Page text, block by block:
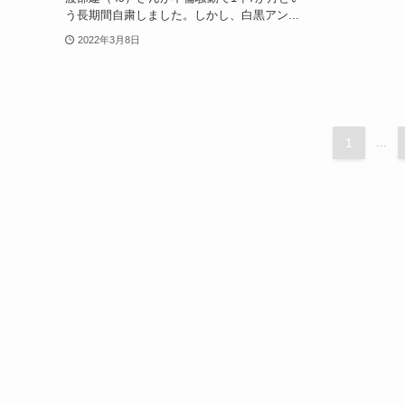
う長期間自粛しました。しかし、白黒アン...
2022年3月8日
1